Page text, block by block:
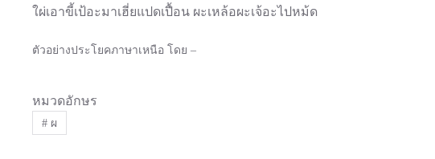
ใผ่เอาขี้เป้อะมาเฮี่ยแปดเปื้อน ผะเหล้อผะเจ้อะไปหม้ด
ตัวอย่างประโยคภาษาเหนือ โดย –
หมวดอักษร
#ผ